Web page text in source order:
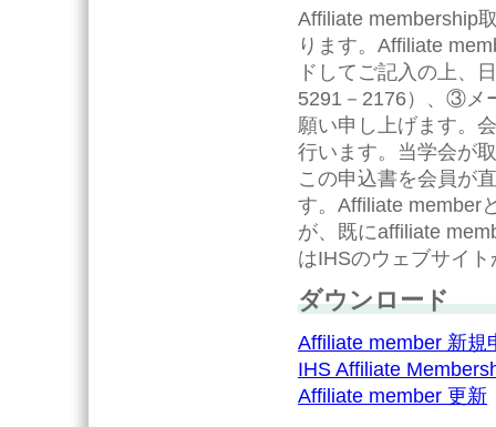
Affiliate membership
ります。Affiliate
ドしてご記入の上、
5291－2176）、③メ
願い申し上げます。
行います。当学会が
この申込書を会員が
す。Affiliate member
が、既にaffiliate
はIHSのウェブサイ
ダウンロード
Affiliate member 新規
IHS Affiliate
Affiliate member 更新